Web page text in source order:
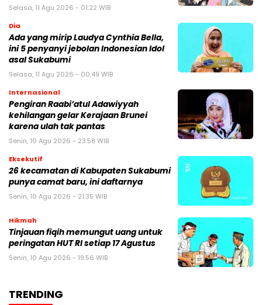
Selasa, 11 Agu 2026 - 01:22 WIB
Dia
Ada yang mirip Laudya Cynthia Bella,
ini 5 penyanyi jebolan Indonesian Idol
asal Sukabumi
Selasa, 11 Agu 2026 - 00:49 WIB
Internasional
Pengiran Raabi’atul Adawiyyah
kehilangan gelar Kerajaan Brunei
karena ulah tak pantas
Senin, 10 Agu 2026 - 23:58 WIB
Eksekutif
26 kecamatan di Kabupaten Sukabumi
punya camat baru, ini daftarnya
Senin, 10 Agu 2026 - 21:35 WIB
Hikmah
Tinjauan fiqih memungut uang untuk
peringatan HUT RI setiap 17 Agustus
Senin, 10 Agu 2026 - 19:56 WIB
TRENDING